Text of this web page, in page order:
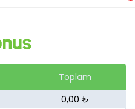
Toplam
0,00 ₺